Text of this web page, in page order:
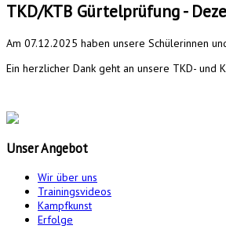
TKD/KTB Gürtelprüfung -
Am 07.12.2025 haben unsere Schülerinnen
Ein herzlicher Dank geht an unsere TKD-
UnserAngebot
Wir über uns
Trainingsvideos
Kampfkunst
Erfolge